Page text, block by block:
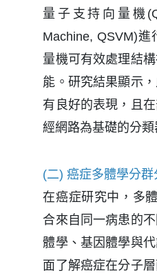
量子支持向量機
Machine, QSVM)
量機可有效處理結
能。研究結果顯示
有良好的表現，且
經網路為基礎的分類
(二) 癌症多體學分群
在癌症研究中，多
合來自同一病患的
體學、基因體學與
面了解癌症在分子